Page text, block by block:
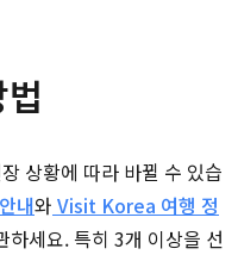
상황에 따라 바뀔 수 있습
내와 Visit Korea 여행 정
세요. 특히 3개 이상을 선